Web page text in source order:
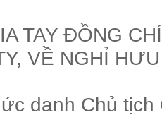
TAY ĐỒNG
VỀ NGHỈ HƯU
danh Chủ